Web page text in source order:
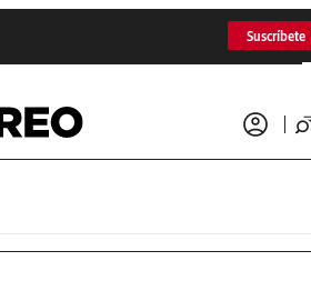
Suscríbete